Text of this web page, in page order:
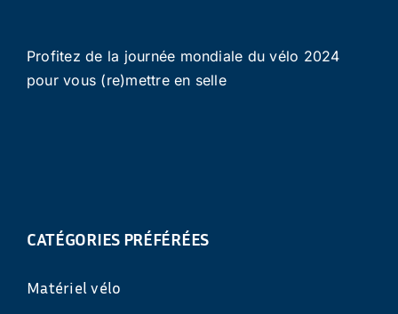
Profitez de la journée mondiale du vélo 2024
pour vous (re)mettre en selle
CATÉGORIES PRÉFÉRÉES
Matériel vélo